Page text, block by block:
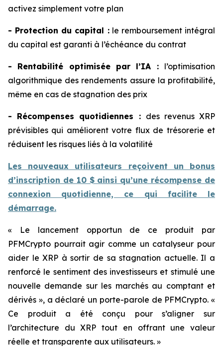
activez simplement votre plan
- Protection du capital :le remboursement intégral
du capital est garanti à l’échéance du contrat
- Rentabilité optimisée par l’IA : l’optimisation
algorithmique des rendements assure la profitabilité,
même en cas de stagnation des prix
- Récompenses quotidiennes : des revenus XRP
prévisibles qui améliorent votre flux de trésorerie et
réduisent les risques liés à la volatilité
Les nouveaux utilisateurs reçoivent un bonus
d’inscription de 10 $ ainsi qu’une récompense de
connexion quotidienne, ce qui facilite le
démarrage.
« Le lancement opportun de ce produit par
PFMCrypto pourrait agir comme un catalyseur pour
aider le XRP à sortir de sa stagnation actuelle. Il a
renforcé le sentiment des investisseurs et stimulé une
nouvelle demande sur les marchés au comptant et
dérivés », a déclaré un porte-parole de PFMCrypto. «
Ce produit a été conçu pour s’aligner sur
l’architecture du XRP tout en offrant une valeur
réelle et transparente aux utilisateurs. »